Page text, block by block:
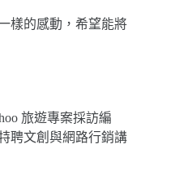
的感動，希望能將
旅遊專案採訪編
聘文創與網路行銷講